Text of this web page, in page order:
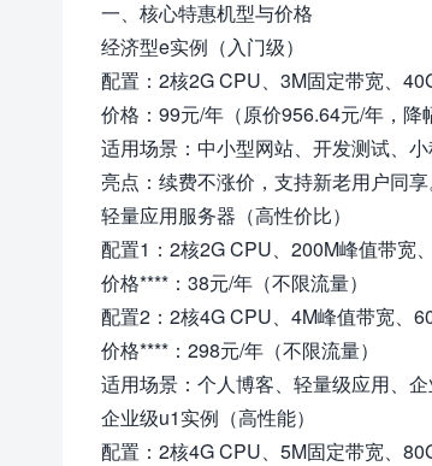
一、核心特惠机型与价格
经济型e实例（入门级）
配置：2核2G CPU、3M固定带宽、
价格：99元/年（原价956.64元/年，降
适用场景：中小型网站、开发测试、小
亮点：续费不涨价，支持新老用户同享
轻量应用服务器（高性价比）
配置1：2核2G CPU、200M峰值带宽
价格****：38元/年（不限流量）
配置2：2核4G CPU、4M峰值带宽、
价格****：298元/年（不限流量）
适用场景：个人博客、轻量级应用、企
企业级u1实例（高性能）
配置：2核4G CPU、5M固定带宽、